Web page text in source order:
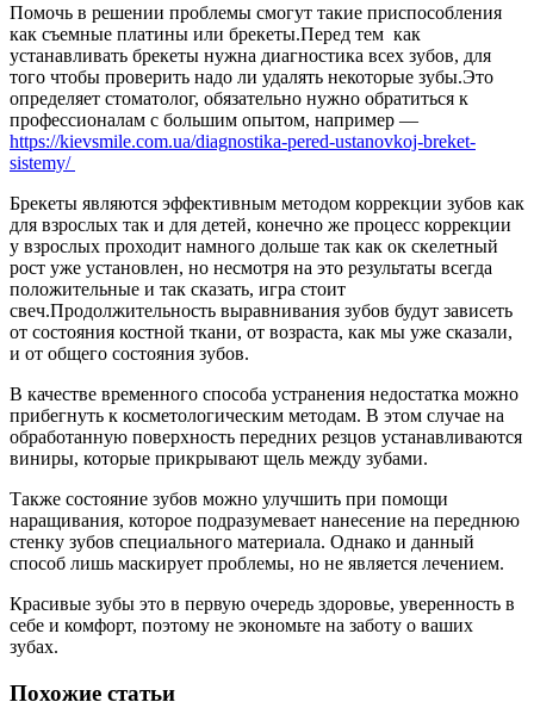
Помочь в решении проблемы смогут такие приспособления
как съемные платины или брекеты.Перед тем как
устанавливать брекеты нужнa диагностика всех зубов, для
того чтобы проверить надо ли удалять некоторые зубы.Это
определяет стоматолог, обязательно нужно обратиться к
профессионалам с большим опытом, например —
https://kievsmile.com.ua/diagnostika-pered-ustanovkoj-breket-
sistemy/
Брекеты являются эффективным методом коррекции зубов как
для взрослых так и для детей, конечно же процесс коррекции
у взрослых проходит намного дольше так как ок скелетный
рост уже установлен, но несмотря на это результаты всегда
положительные и так сказать, игра стоит
свеч.Продолжительность выравнивания зубов будут зависеть
от состояния костной ткани, от возраста, как мы уже сказали,
и от общего состояния зубов.
В качестве временного способа устранения недостатка можно
прибегнуть к косметологическим методам. В этом случае на
обработанную поверхность передних резцов устанавливаются
виниры, которые прикрывают щель между зубами.
Также состояние зубов можно улучшить при помощи
наращивания, которое подразумевает нанесение на переднюю
стенку зубов специального материала. Однако и данный
способ лишь маскирует проблемы, но не является лечением.
Красивые зубы это в первую очередь здоровье, уверенность в
себе и комфорт, поэтому не экономьте на заботу о ваших
зубах.
Похожие статьи